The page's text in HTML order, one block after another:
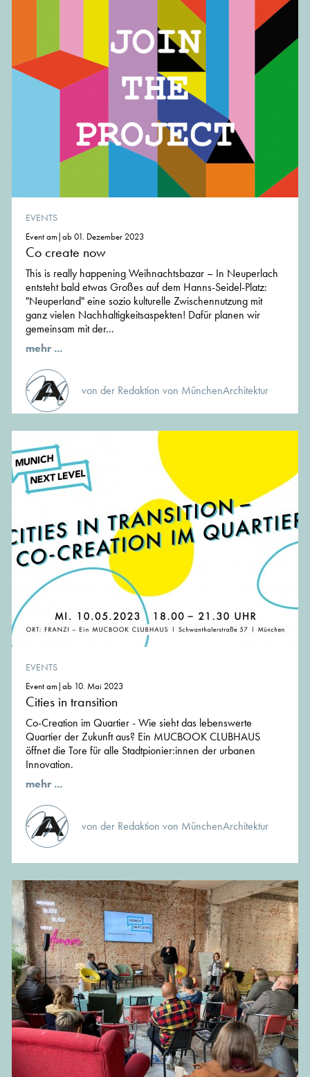
EVENTS
Event am|ab 01. Dezember 2023
Co create now
This is really happening Weihnachtsbazar – In Neuperlach
entsteht bald etwas Großes auf dem Hanns-Seidel-Platz:
"Neuperland" eine sozio kulturelle Zwischennutzung mit
ganz vielen Nachhaltigkeitsaspekten! Dafür planen wir
gemeinsam mit der...
mehr ...
von der Redaktion von MünchenArchitektur
EVENTS
Event am|ab 10. Mai 2023
Cities in transition
Co-Creation im Quartier - Wie sieht das lebenswerte
Quartier der Zukunft aus? Ein MUCBOOK CLUBHAUS
öffnet die Tore für alle Stadtpionier:innen der urbanen
Innovation.
mehr ...
von der Redaktion von MünchenArchitektur